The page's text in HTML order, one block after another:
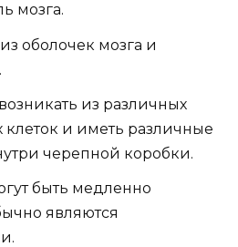
мозга.
оболочек мозга и
из различных
и иметь различные
черепной коробки.
быть медленно
являются